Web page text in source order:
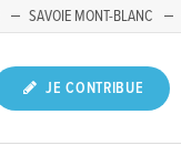
SAVOIE MONT-BLANC
JE CONTRIBUE